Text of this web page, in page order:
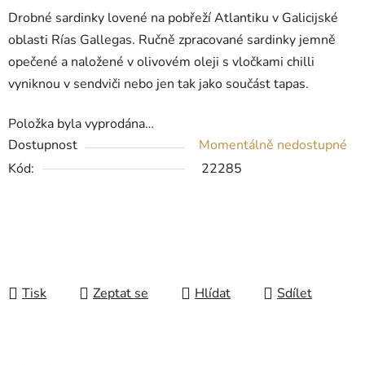
Drobné sardinky lovené na pobřeží Atlantiku v Galicijské
oblasti Rías Gallegas. Ručně zpracované sardinky jemně
opečené a naložené v olivovém oleji s vločkami chilli
vyniknou v sendviči nebo jen tak jako součást tapas.
Položka byla vyprodána…
Dostupnost
Momentálně nedostupné
Kód:
22285
Tisk Zeptat se Hlídat Sdílet